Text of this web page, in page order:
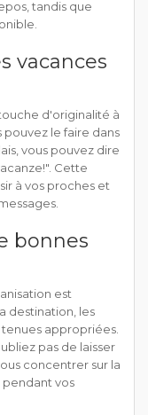
tandis que
vacances
d'originalité à
pouvez le faire dans
vous pouvez dire
Cette
à vos proches et
bonnes
est
destination, les
appropriées.
pas de laisser
concentrer sur la
pendant vos